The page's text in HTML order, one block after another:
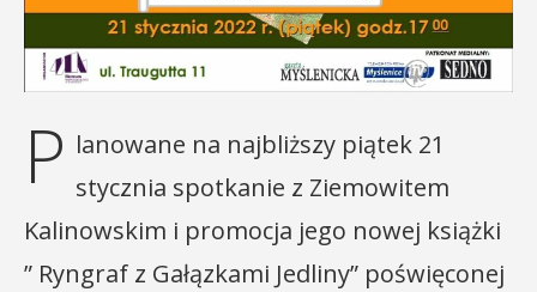
P lanowane na najbliższy piątek 21
stycznia spotkanie z Ziemowitem
Kalinowskim i promocja jego nowej książki
” Ryngraf z Gałązkami Jedliny” poświęconej